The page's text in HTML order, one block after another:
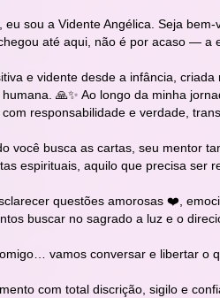
eu sou a Vidente Angélica. Seja bem-
até aqui, não é por acaso — a
e vidente desde a infância,
🙏✨ Ao longo da minha
responsabilidade e verdade,
você busca as cartas, seu mentor
espirituais, aquilo que precisa ser
questões amorosas ❤️,
buscar no sagrado a luz e o
vamos conversar e libertar o
com total discrição, sigilo e